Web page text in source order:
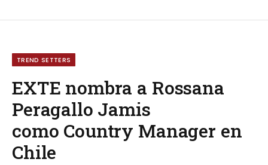
TREND SETTERS
EXTE nombra a Rossana
Peragallo Jamis
como Country Manager en
Chile